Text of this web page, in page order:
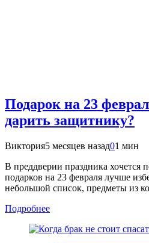
Подарок на 23
дарить защитнику?
Виктория5 месяцев назад01 мин
В преддверии праздника хочется
подарков на 23 февраля лучше
небольшой список, предметы из
Подробнее